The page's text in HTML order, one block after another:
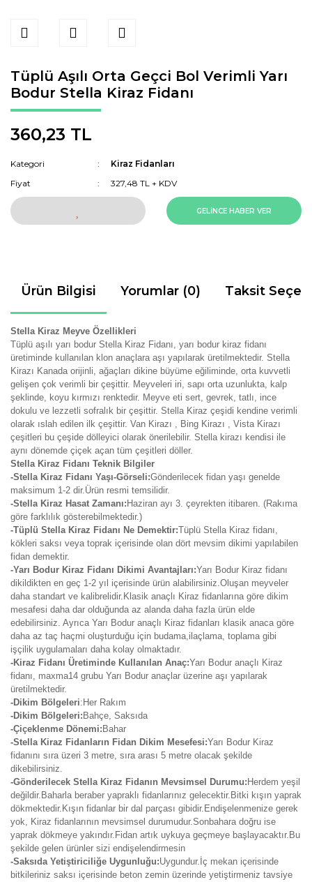
Tüplü Aşılı Orta Geçci Bol Verimli Yarı
Bodur Stella Kiraz Fidanı
360,23 TL
Kategori
Kiraz Fidanları
Fiyat
327,48 TL + KDV
GELİNCE HABER VER
Ürün Bilgisi Yorumlar (0) Taksit
Stella Kiraz Meyve Özellikleri
Tüplü aşılı yarı bodur Stella Kiraz Fidanı, yarı bodur kiraz fidanı
üretiminde kullanılan klon anaçlara aşı yapılarak üretilmektedir. Stella
Kirazı Kanada orijinli, ağaçları dikine büyüme eğiliminde, orta kuvvetli
gelişen çok verimli bir çeşittir. Meyveleri iri, sapı orta uzunlukta, kalp
şeklinde, koyu kırmızı renktedir. Meyve eti sert, gevrek, tatlı, ince
dokulu ve lezzetli sofralık bir çeşittir. Stella Kiraz çeşidi kendine verimli
olarak ıslah edilen ilk çeşittir. Van Kirazı , Bing Kirazı , Vista Kirazı
çeşitleri bu çeşide dölleyici olarak önerilebilir. Stella kirazı kendisi ile
aynı dönemde çiçek açan tüm çeşitleri döller.
Stella Kiraz Fidanı Teknik Bilgiler
-Stella Kiraz Fidanı Yaşı-Görseli:Gönderilecek fidan yaşı genelde
maksimum 1-2 dir.Ürün resmi temsilidir.
-Stella Kiraz Hasat Zamanı: Haziran ayı 3. çeyrekten itibaren. (Rakıma
göre farklılık gösterebilmektedir.)
-Tüplü Stella Kiraz Fidanı Ne Demektir:Tüplü Stella Kiraz fidanı,
kökleri saksı veya toprak içerisinde olan dört mevsim dikimi yapılabilen
fidan demektir.
-Yarı Bodur Kiraz Fidanı Dikimi Avantajları:Yarı Bodur Kiraz fidanı
dikildikten en geç 1-2 yıl içerisinde ürün alabilirsiniz.Oluşan meyveler
daha standart ve kalibrelidir.Klasik anaçlı Kiraz fidanlarına göre dikim
mesafesi daha dar olduğunda az alanda daha fazla ürün elde
edebilirsiniz. Ayrıca Yarı Bodur anaçlı Kiraz fidanları klasik anaca göre
daha az taç haçmi oluşturduğu için budama,ilaçlama, toplama gibi
işçilik uygulamaları daha kolay olmaktadır.
-Kiraz Fidanı Üretiminde Kullanılan Anaç:Yarı Bodur anaçlı Kiraz
fidanı, maxma14 grubu Yarı Bodur anaçlar üzerine aşı yapılarak
üretilmektedir.
-Dikim Bölgeleri:Her Rakım
-Dikim Bölgeleri: Bahçe, Saksıda
-Çiçeklenme Dönemi: Bahar
-Stella Kiraz Fidanların Fidan Dikim Mesefesi:Yarı Bodur Kiraz
fidanını sıra üzeri 3 metre, sıra arası 5 metre olacak şekilde
dikebilirsiniz.
-Gönderilecek Stella Kiraz Fidanın Mevsimsel Durumu: Herdem yeşil
değildir.Baharla beraber yapraklı fidanlarınız gelecektir.Bitki kışın yaprak
dökmektedir.Kışın fidanlar bir dal parçası gibidir.Endişelenmenize gerek
yok, Kiraz fidanlarının mevsimsel durumudur.Sonbahara doğru ise
yaprak dökmeye yakındır.Fidan artık uykuya geçmeye başlayacaktır.Bu
şekilde gelen ürünler sizi endişelendirmesin
-Saksıda Yetiştiriciliğe Uygunluğu:Uygundur.İç mekan içerisinde
bitkileriniz saksı içerisinde beton zemin üzerinde yetiştirmeniz tavsiye